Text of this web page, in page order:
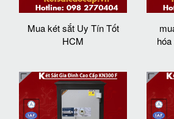
Mua két sắt Uy Tín Tốt
HCM